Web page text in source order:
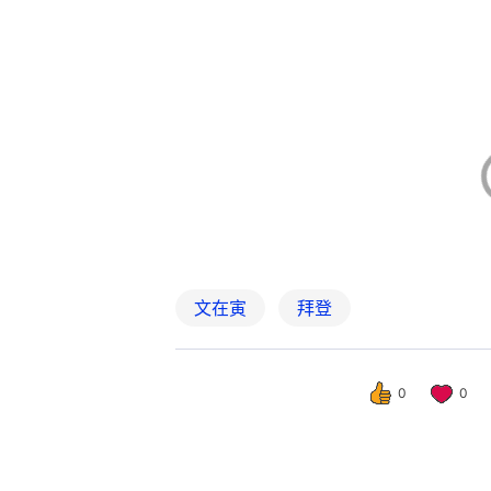
中國 台灣新聞
韓國瑜下周將率台
更新：2026-06-16 17:41